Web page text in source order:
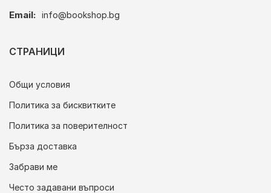
Email: info@bookshop.bg
СТРАНИЦИ
Общи условия
Политика за бисквитките
Политика за поверителност
Бърза доставка
Забрави ме
Често задавани въпроси